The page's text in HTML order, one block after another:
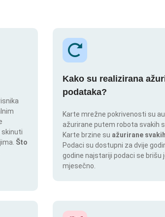
skinuti
Što
Kako su realizirana
podataka?
Karte mrežne pokrivenosti su
ažurirane putem robota svakih
Karte brzine su ažurirane
Podaci su dostupni za dvije
godine najstariji podaci se brišu
mjesečno.